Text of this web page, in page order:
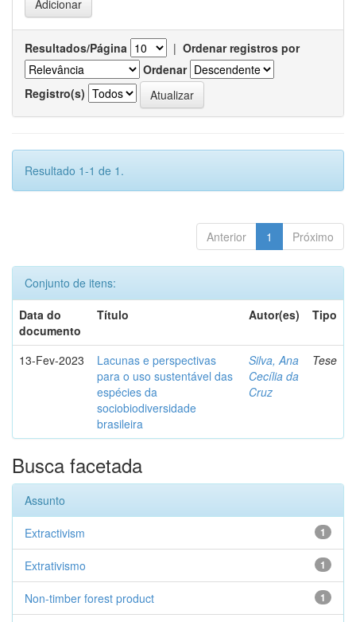
Resultados/Página | Ordenar registros por
Ordenar
Registro(s)
Resultado 1-1 de 1.
Anterior 1 Próximo
Conjunto de itens:
Data do
documento
Título Autor(es) Tipo
13-Fev-2023
Lacunas e perspectivas
para o uso sustentável das
espécies da
sociobiodiversidade
brasileira
Silva, Ana
Cecília da
Cruz
Tese
Busca facetada
Assunto
1
Extractivism
1
Extrativismo
1
Non-timber forest product